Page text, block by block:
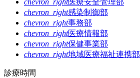
chevron_right医療安全管理部
chevron_right感染制御部
chevron_right事務部
chevron_right医療情報部
chevron_right保健事業部
chevron_right地域医療福祉連携部
診療時間